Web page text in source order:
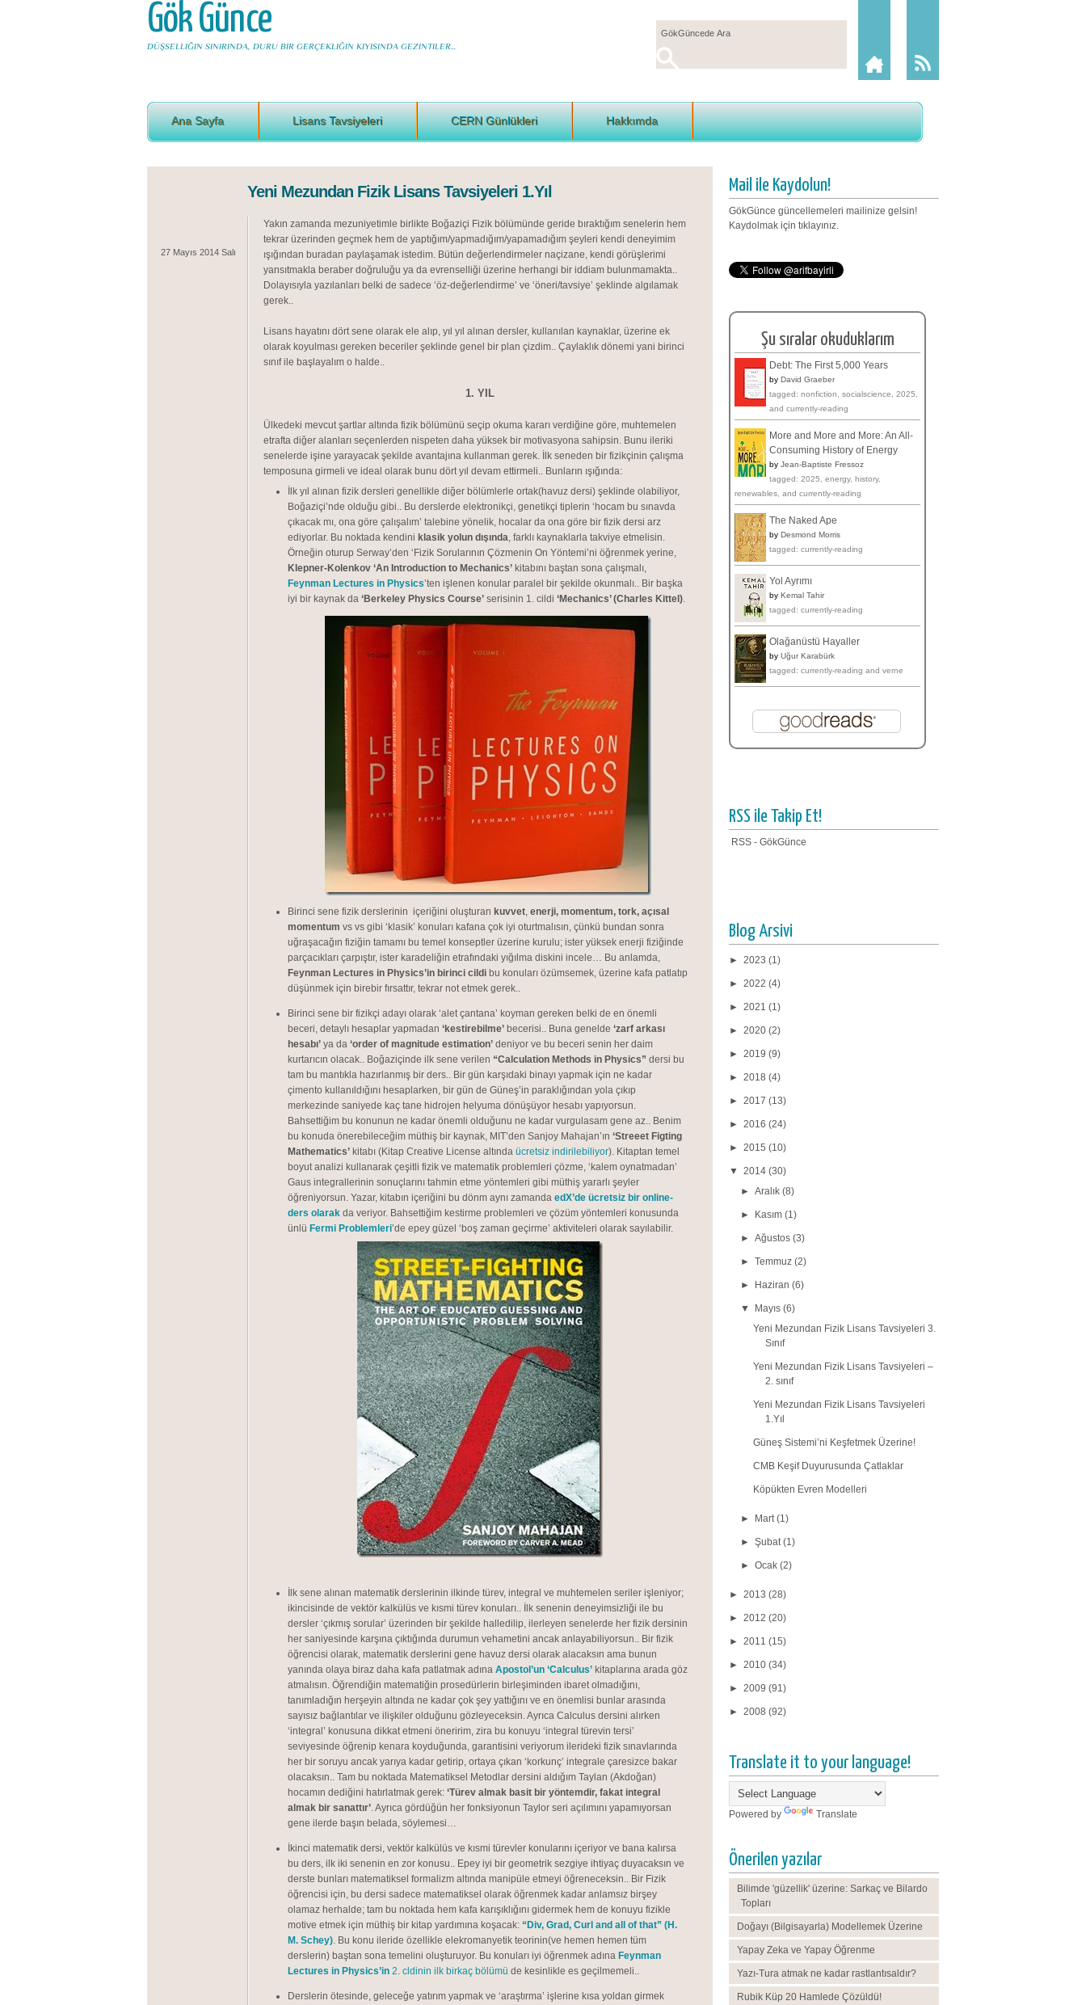
Gök Günce
DÜŞSELLIĞIN SINIRINDA, DURU BIR GERÇEKLIĞIN KIYISINDA GEZINTILER...
Ana Sayfa Lisans Tavsiyeleri CERN Günlükleri Hakkımda
27 Mayıs 2014 Salı
Yeni Mezundan Fizik Lisans Tavsiyeleri 1.Yıl
Yakın zamanda mezuniyetimle birlikte Boğaziçi Fizik bölümünde geride bıraktığım senelerin hem
tekrar üzerinden geçmek hem de yaptığım/yapmadığım/yapamadığım şeyleri kendi deneyimim
ışığından buradan paylaşamak istedim. Bütün değerlendirmeler naçizane, kendi görüşlerimi
yansıtmakla beraber doğruluğu ya da evrenselliği üzerine herhangi bir iddiam bulunmamakta..
Dolayısıyla yazılanları belki de sadece ‘öz-değerlendirme’ ve ‘öneri/tavsiye’ şeklinde algılamak
gerek..
Lisans hayatını dört sene olarak ele alıp, yıl yıl alınan dersler, kullanılan kaynaklar, üzerine ek
olarak koyulması gereken beceriler şeklinde genel bir plan çizdim.. Çaylaklık dönemi yani birinci
sınıf ile başlayalım o halde..
1. YIL
Ülkedeki mevcut şartlar altında fizik bölümünü seçip okuma kararı verdiğine göre, muhtemelen
etrafta diğer alanları seçenlerden nispeten daha yüksek bir motivasyona sahipsin. Bunu ileriki
senelerde işine yarayacak şekilde avantajına kullanman gerek. İlk seneden bir fizikçinin çalışma
temposuna girmeli ve ideal olarak bunu dört yıl devam ettirmeli.. Bunların ışığında:
İlk yıl alınan fizik dersleri genellikle diğer bölümlerle ortak(havuz dersi) şeklinde olabiliyor,
Boğaziçi’nde olduğu gibi.. Bu derslerde elektronikçi, genetikçi tiplerin ‘hocam bu sınavda
çıkacak mı, ona göre çalışalım’ talebine yönelik, hocalar da ona göre bir fizik dersi arz
ediyorlar. Bu noktada kendini klasik yolun dışında, farklı kaynaklarla takviye etmelisin.
Örneğin oturup Serway’den ‘Fizik Sorularının Çözmenin On Yöntemi’ni öğrenmek yerine,
Klepner-Kolenkov ‘An Introduction to Mechanics’ kitabını baştan sona çalışmalı,
Feynman Lectures in Physics’ten işlenen konular paralel bir şekilde okunmalı.. Bir başka
iyi bir kaynak da ‘Berkeley Physics Course’ serisinin 1. cildi ‘Mechanics’ (Charles Kittel).
Birinci sene fizik derslerinin içeriğini oluşturan kuvvet, enerji, momentum, tork, açısal
momentum vs vs gibi ‘klasik’ konuları kafana çok iyi oturtmalısın, çünkü bundan sonra
uğraşacağın fiziğin tamamı bu temel konseptler üzerine kurulu; ister yüksek enerji fiziğinde
parçacıkları çarpıştır, ister karadeliğin etrafındaki yığılma diskini incele… Bu anlamda,
Feynman Lectures in Physics’in birinci cildi bu konuları özümsemek, üzerine kafa patlatıp
düşünmek için birebir fırsattır, tekrar not etmek gerek..
Birinci sene bir fizikçi adayı olarak ‘alet çantana’ koyman gereken belki de en önemli
beceri, detaylı hesaplar yapmadan ‘kestirebilme’ becerisi.. Buna genelde ‘zarf arkası
hesabı’ ya da ‘order of magnitude estimation’ deniyor ve bu beceri senin her daim
kurtarıcın olacak.. Boğaziçinde ilk sene verilen “Calculation Methods in Physics” dersi bu
tam bu mantıkla hazırlanmış bir ders.. Bir gün karşıdaki binayı yapmak için ne kadar
çimento kullanıldığını hesaplarken, bir gün de Güneş’in paraklığından yola çıkıp
merkezinde saniyede kaç tane hidrojen helyuma dönüşüyor hesabı yapıyorsun.
Bahsettiğim bu konunun ne kadar önemli olduğunu ne kadar vurgulasam gene az.. Benim
bu konuda önerebileceğim müthiş bir kaynak, MIT’den Sanjoy Mahajan’ın ‘Streeet Figting
Mathematics’ kitabı (Kitap Creative License altında ücretsiz indirilebiliyor). Kitaptan temel
boyut analizi kullanarak çeşitli fizik ve matematik problemleri çözme, ‘kalem oynatmadan’
Gaus integrallerinin sonuçlarını tahmin etme yöntemleri gibi müthiş yararlı şeyler
öğreniyorsun. Yazar, kitabın içeriğini bu dönm aynı zamanda edX’de ücretsiz bir online-
ders olarak da veriyor. Bahsettiğim kestirme problemleri ve çözüm yöntemleri konusunda
ünlü Fermi Problemleri’de epey güzel ‘boş zaman geçirme’ aktiviteleri olarak sayılabilir.
İlk sene alınan matematik derslerinin ilkinde türev, integral ve muhtemelen seriler işleniyor;
ikincisinde de vektör kalkülüs ve kısmi türev konuları.. İlk senenin deneyimsizliği ile bu
dersler ‘çıkmış sorular’ üzerinden bir şekilde halledilip, ilerleyen senelerde her fizik dersinin
her saniyesinde karşına çıktığında durumun vehametini ancak anlayabiliyorsun.. Bir fizik
öğrencisi olarak, matematik derslerini gene havuz dersi olarak alacaksın ama bunun
yanında olaya biraz daha kafa patlatmak adına Apostol’un ‘Calculus’ kitaplarına arada göz
atmalısın. Öğrendiğin matematiğin prosedürlerin birleşiminden ibaret olmadığını,
tanımladığın herşeyin altında ne kadar çok şey yattığını ve en önemlisi bunlar arasında
sayısız bağlantılar ve ilişkiler olduğunu gözleyeceksin. Ayrıca Calculus dersini alırken
‘integral’ konusuna dikkat etmeni öneririm, zira bu konuyu ‘integral türevin tersi’
seviyesinde öğrenip kenara koyduğunda, garantisini veriyorum ilerideki fizik sınavlarında
her bir soruyu ancak yarıya kadar getirip, ortaya çıkan ‘korkunç’ integrale çaresizce bakar
olacaksın.. Tam bu noktada Matematiksel Metodlar dersini aldığım Taylan (Akdoğan)
hocamın dediğini hatırlatmak gerek: ‘Türev almak basit bir yöntemdir, fakat integral
almak bir sanattır’. Ayrıca gördüğün her fonksiyonun Taylor seri açılımını yapamıyorsan
gene ilerde başın belada, söylemesi…
İkinci matematik dersi, vektör kalkülüs ve kısmi türevler konularını içeriyor ve bana kalırsa
bu ders, ilk iki senenin en zor konusu.. Epey iyi bir geometrik sezgiye ihtiyaç duyacaksın ve
derste bunları matematiksel formalizm altında manipüle etmeyi öğreneceksin.. Bir Fizik
öğrencisi için, bu dersi sadece matematiksel olarak öğrenmek kadar anlamsız birşey
olamaz herhalde; tam bu noktada hem kafa karışıklığını gidermek hem de konuyu fizikle
motive etmek için müthiş bir kitap yardımına koşacak: “Div, Grad, Curl and all of that” (H.
M. Schey). Bu konu ileride özellikle elekromanyetik teorinin(ve hemen hemen tüm
derslerin) baştan sona temelini oluşturuyor. Bu konuları iyi öğrenmek adına Feynman
Lectures in Physics’in 2. cldinin ilk birkaç bölümü de kesinlikle es geçilmemeli..
Derslerin ötesinde, geleceğe yatırım yapmak ve ‘araştırma’ işlerine kısa yoldan girmek
Mail ile Kaydolun!
GökGünce güncellemeleri mailinize gelsin!
Kaydolmak için tıklayınız.
Şu sıralar okuduklarım
Debt: The First 5,000 Years
by David Graeber
tagged: nonfiction, socialscience, 2025,
and currently-reading
More and More and More: An All-
Consuming History of Energy
by Jean-Baptiste Fressoz
tagged: 2025, energy, history,
renewables, and currently-reading
The Naked Ape
by Desmond Morris
tagged: currently-reading
Yol Ayrımı
by Kemal Tahir
tagged: currently-reading
Olağanüstü Hayaller
by Uğur Karabürk
tagged: currently-reading and verne
RSS ile Takip Et!
RSS - GökGünce
Blog Arsivi
► 2023 (1)
► 2022 (4)
► 2021 (1)
► 2020 (2)
► 2019 (9)
► 2018 (4)
► 2017 (13)
► 2016 (24)
► 2015 (10)
▼ 2014 (30)
►Aralık(8)
► Kasım(1)
►Ağustos(3)
►Temmuz(2)
► Haziran(6)
▼ Mayıs(6)
Yeni Mezundan Fizik Lisans Tavsiyeleri 3.
Sınıf
Yeni Mezundan Fizik Lisans Tavsiyeleri –
2. sınıf
Yeni Mezundan Fizik Lisans Tavsiyeleri
1.Yıl
Güneş Sistemi’ni Keşfetmek Üzerine!
CMB Keşif Duyurusunda Çatlaklar
Köpükten Evren Modelleri
► Mart(1)
►Şubat(1)
►Ocak(2)
► 2013 (28)
► 2012 (20)
► 2011 (15)
► 2010 (34)
► 2009 (91)
► 2008 (92)
Translate it to your language!
Powered by Translate
Önerilen yazılar
Bilimde 'güzellik' üzerine: Sarkaç ve Bilardo
Topları
Doğayı (Bilgisayarla) Modellemek Üzerine
Yapay Zeka ve Yapay Öğrenme
Yazı-Tura atmak ne kadar rastlantısaldır?
Rubik Küp 20 Hamlede Çözüldü!